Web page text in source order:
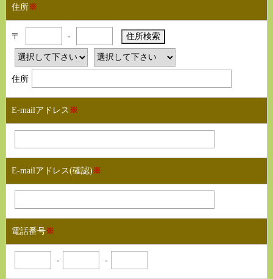
住所※
〒 -
住所
E-mailアドレス ※
E-mailアドレス(確認) ※
電話番号※
- -